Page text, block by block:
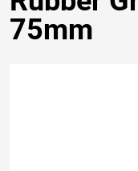
75mm